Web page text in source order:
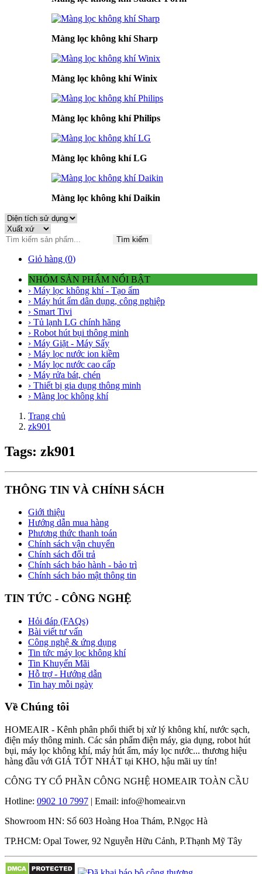
Màng lọc không khí Sharp
Màng lọc không khí Winix
Màng lọc không khí Philips
Màng lọc không khí LG
Màng lọc không khí Daikin
Tìm kiếm
Giỏ hàng (0)
NHÓM SẢN PHẨM NỔI BẬT
› Máy lọc không khí - Tạo ẩm
› Máy hút ẩm dân dụng, công nghiệp
› Smart Tivi
› Tủ lạnh LG chính hãng
› Robot hút bụi thông minh
› Máy Giặt - Máy Sấy
› Máy lọc nước ion kiềm
› Máy lọc nước cao cấp
› Máy rửa bát, chén
› Thiết bị gia dụng thông minh
› Màng lọc không khí
Trang chủ
zk901
Tags: zk901
THÔNG TIN VÀ CHÍNH SÁCH
Giới thiệu
Hướng dẫn mua hàng
Phương thức thanh toán
Chính sách vận chuyển
Chính sách đổi trả
Chính sách bảo hành - bảo trì
Chính sách bảo mật thông tin
TIN TỨC - CÔNG NGHỆ
Hỏi đáp (FAQs)
Bài viết tư vấn
Công nghệ & ứng dụng
Tin tức máy lọc không khí
Tin Khuyến Mãi
Hỗ trợ - Hướng dẫn
Tin hay mỗi ngày
Về Chúng tôi
HOMEAIR - Kênh phân phối thiết bị xử lý không khí, nước sạch,
điện máy thông minh. Các sản phẩm điện máy, gia dụng, robot hút
bụi, máy lọc không khí, máy hút ẩm, máy lọc nước... thương hiệu
hàng đầu với GIÁ TỐT NHÁT tại KHO, hậu mãi uy tín!
CÔNG TY CỔ PHẦN CÔNG NGHỆ HOMEAIR TOÀN CẦU
Hotline: 0902 10 7997 | Email: info@homeair.vn
Showroom HN: Số 603 Hoàng Hoa Thám, P.Ngọc Hà
TP.HCM: Opal Tower, 92 Nguyễn Hữu Cảnh, P.Thạnh Mỹ Tây